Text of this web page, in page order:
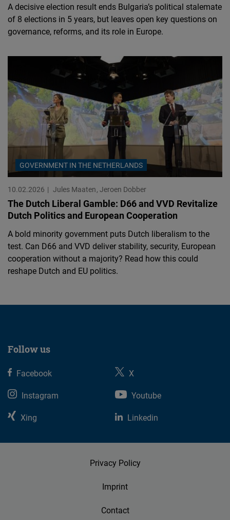
A decisive election result ends Bulgaria’s political stalemate
of 8 elections in 5 years, but leaves open key questions on
governance, reforms, and its role in Europe.
GOVERNMENT IN THE NETHERLANDS
10.02.2026 Jules Maaten Jeroen Dobber
The Dutch Liberal Gamble: D66 and VVD Revitalize
Dutch Politics and European Cooperation
A bold minority government puts Dutch liberalism to the
test. Can D66 and VVD deliver stability, security, European
cooperation without a majority? Read how this could
reshape Dutch and EU politics.
Follow us
Facebook
X
Instagram
Youtube
Xing
Linkedin
Privacy Policy
Imprint
Contact